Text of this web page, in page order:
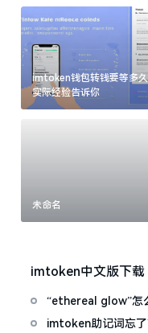
imtoken钱包转钱要等多久
实际经验告诉你
未命名
imtoken中文版下载
“ethereal glow”怎
的私房话
imtoken助记词忘